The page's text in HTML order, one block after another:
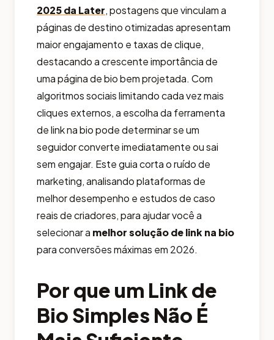
2025 da Later, postagens que vinculam a
páginas de destino otimizadas apresentam
maior engajamento e taxas de clique,
destacando a crescente importância de
uma página de bio bem projetada. Com
algoritmos sociais limitando cada vez mais
cliques externos, a escolha da ferramenta
de link na bio pode determinar se um
seguidor converte imediatamente ou sai
sem engajar. Este guia corta o ruído de
marketing, analisando plataformas de
melhor desempenho e estudos de caso
reais de criadores, para ajudar você a
selecionar a melhor solução de link na bio
para conversões máximas em 2026.
Por que um Link de
Bio Simples Não É